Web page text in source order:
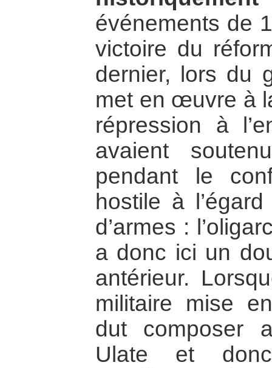
événements de
victoire du
dernier, lors du
met en œuvre à
répression à
avaient
pendant le
hostile à
d’armes :
a donc ici un
antérieur.
militaire mise
dut composer
Ulate et donc